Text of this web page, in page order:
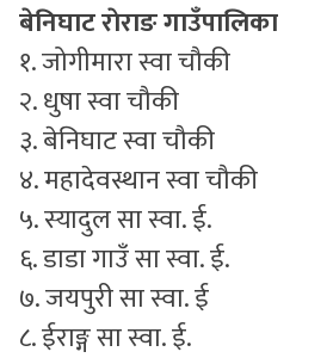
बेनिघाट राेराङ गाउँपालिका
१. जोगीमारा स्वा चौकी
२. धुषा स्वा चौकी
३. बेनिघाट स्वा चौकी
४. महादेवस्थान स्वा चौकी
५. स्यादुल सा स्वा. ई.
६. डाडा गाउँ सा स्वा. ई.
७. जयपुरी सा स्वा. ई
८. ईराङ्ग सा स्वा. ई.